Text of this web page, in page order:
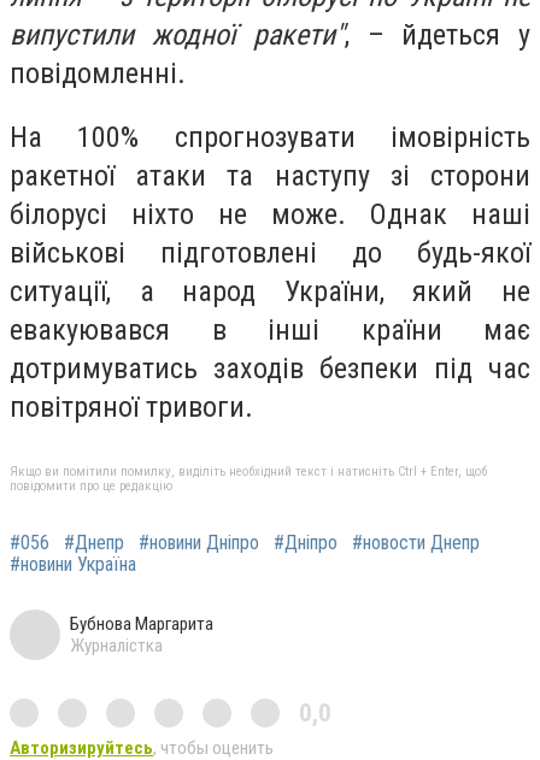
випустили жодної ракети", – йдеться у
повідомленні.
На 100% спрогнозувати імовірність
ракетної атаки та наступу зі сторони
білорусі ніхто не може. Однак наші
військові підготовлені до будь-якої
ситуації, а народ України, який не
евакуювався в інші країни має
дотримуватись заходів безпеки під час
повітряної тривоги.
Якщо ви помітили помилку, виділіть необхідний текст і натисніть Ctrl + Enter, щоб
повідомити про це редакцію
#056 #Днепр #новини Дніпро #Дніпро
#новости Днепр
#новини Україна
Бубнова Маргарита
Журналістка
0,0
Авторизируйтесь, чтобы оценить